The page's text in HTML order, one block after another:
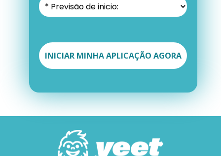
INICIAR MINHA APLICAÇÃO AGORA